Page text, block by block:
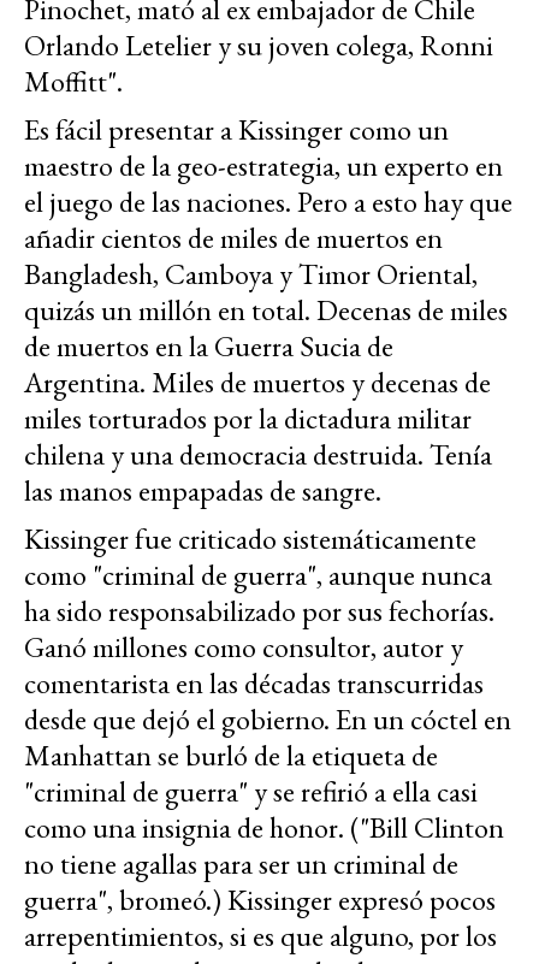
Pinochet, mató al ex embajador de Chile
Orlando Letelier y su joven colega, Ronni
Moffitt".
Es fácil presentar a Kissinger como un
maestro de la geo-estrategia, un experto en
el juego de las naciones. Pero a esto hay que
añadir cientos de miles de muertos en
Bangladesh, Camboya y Timor Oriental,
quizás un millón en total. Decenas de miles
de muertos en la Guerra Sucia de
Argentina. Miles de muertos y decenas de
miles torturados por la dictadura militar
chilena y una democracia destruida. Tenía
las manos empapadas de sangre.
Kissinger fue criticado sistemáticamente
como "criminal de guerra", aunque nunca
ha sido responsabilizado por sus fechorías.
Ganó millones como consultor, autor y
comentarista en las décadas transcurridas
desde que dejó el gobierno. En un cóctel en
Manhattan se burló de la etiqueta de
"criminal de guerra" y se refirió a ella casi
como una insignia de honor. ("Bill Clinton
no tiene agallas para ser un criminal de
guerra", bromeó.) Kissinger expresó pocos
arrepentimientos, si es que alguno, por los